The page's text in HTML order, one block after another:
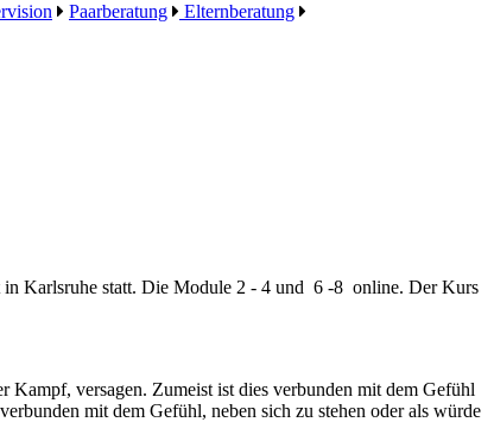
Paarberatung
Elternberatung
in Karlsruhe statt. Die Module 2 - 4 und 6 -8 online. Der Kurs
Kampf, versagen. Zumeist ist dies verbunden mit dem Gefühl
mit dem Gefühl, neben sich zu stehen oder als würde